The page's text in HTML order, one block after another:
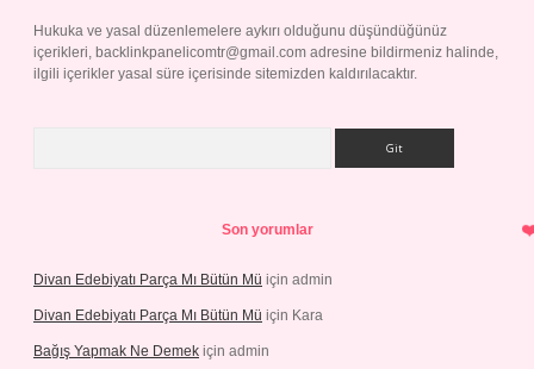
Hukuka ve yasal düzenlemelere aykırı olduğunu düşündüğünüz
içerikleri, backlinkpanelicomtr@gmail.com adresine bildirmeniz halinde,
ilgili içerikler yasal süre içerisinde sitemizden kaldırılacaktır.
Son yorumlar
Divan Edebiyatı Parça Mı Bütün Mü için admin
Divan Edebiyatı Parça Mı Bütün Mü için Kara
Bağış Yapmak Ne Demek için admin